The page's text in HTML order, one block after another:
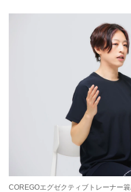
COREGOエグゼクティブトレーナー